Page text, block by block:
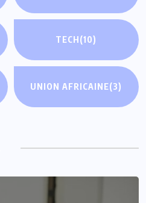
TECH(10)
UNION AFRICAINE(3)